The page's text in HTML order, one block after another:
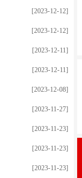
[2023-12-12]
[2023-12-12]
[2023-12-11]
[2023-12-11]
[2023-12-08]
[2023-11-27]
[2023-11-23]
[2023-11-23]
[2023-11-23]